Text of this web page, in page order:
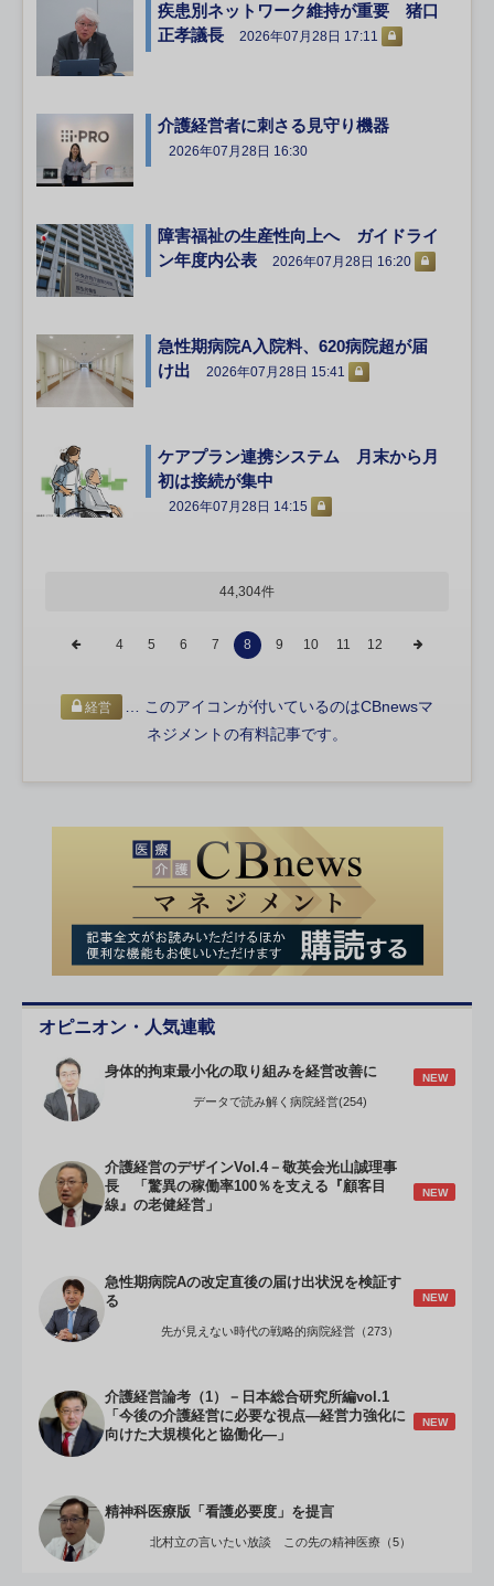
疾患別ネットワーク維持が重要 猪口
正孝議長
2026年07月28日 17:11
介護経営者に刺さる見守り機器
2026年07月28日 16:30
障害福祉の生産性向上へ ガイドライ
ン年度内公表
2026年07月28日 16:20
急性期病院A入院料、620病院超が届
け出
2026年07月28日 15:41
ケアプラン連携システム 月末から月
初は接続が集中
2026年07月28日 14:15
44,304件
4 5 6 7 8 9 10 11 12
経営
… このアイコンが付いているのはCBnewsマ
ネジメントの有料記事です。
オピニオン・人気連載
身体的拘束最小化の取り組みを経営改善に NEW
データで読み解く病院経営(254)
介護経営のデザインVol.4－敬英会光山誠理事
長 「驚異の稼働率100％を支える『顧客目
線』の老健経営」
NEW
急性期病院Aの改定直後の届け出状況を検証す
る
NEW
先が見えない時代の戦略的病院経営（273）
介護経営論考（1）－日本総合研究所編vol.1
「今後の介護経営に必要な視点―経営力強化に
向けた大規模化と協働化―」
NEW
精神科医療版「看護必要度」を提言
北村立の言いたい放談 この先の精神医療（5）